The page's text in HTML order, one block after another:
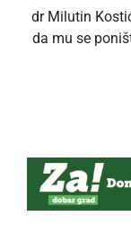
dr Milutin
da mu se